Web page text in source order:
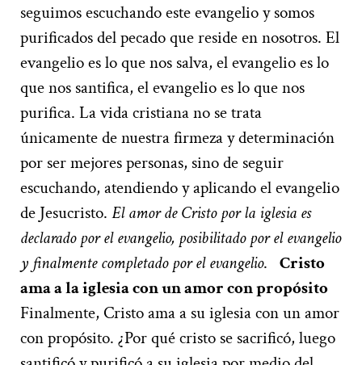
seguimos escuchando este evangelio y somos
purificados del pecado que reside en nosotros. El
evangelio es lo que nos salva, el evangelio es lo
que nos santifica, el evangelio es lo que nos
purifica. La vida cristiana no se trata
únicamente de nuestra firmeza y determinación
por ser mejores personas, sino de seguir
escuchando, atendiendo y aplicando el evangelio
de Jesucristo. El amor de Cristo por la iglesia es
declarado por el evangelio, posibilitado por el evangelio
y finalmente completado por el evangelio. Cristo
ama a la iglesia con un amor con propósito
Finalmente, Cristo ama a su iglesia con un amor
con propósito. ¿Por qué cristo se sacrificó, luego